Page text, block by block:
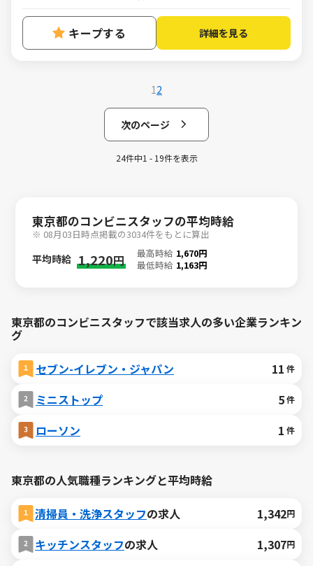
キープする 詳細を見る
12
次のページ
24件中1 - 19件を表示
東京都のコンビニスタッフの平均時給
※ 08月03日時点掲載の3034件をもとに算出
平均時給 1,220円 最高時給 1,670円
最低時給 1,163円
東京都のコンビニスタッフで該当求人の多い企業ランキン
グ
セブン-イレブン・ジャパン
11 件
ミニストップ 5件
ローソン 1 件
東京都の人気職種ランキングと平均時給
清掃員・洗浄スタッフの求人 1,342円
キッチンスタッフの求人 1,307円